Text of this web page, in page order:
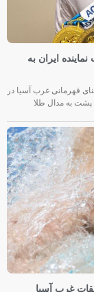
ایران به
قهرمانی غرب آسیا در